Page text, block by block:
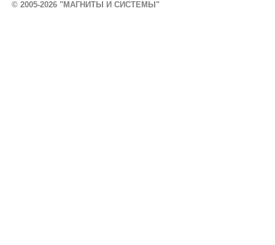
© 2005-2026 "МАГНИТЫ И СИСТЕМЫ"